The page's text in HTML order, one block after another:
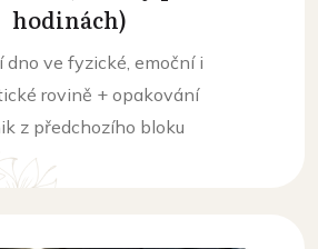
hodinách)
dno ve fyzické, emoční i
rovině + opakování
z předchozího bloku